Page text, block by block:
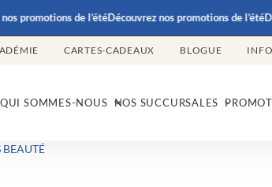
promotions de l’étéDécouvrez nos promotions de l’été
CARTES-CADEAUX BLOGUE
QUI SOMMES-NOUS NOS SUCCURSALES
BEAUTÉ